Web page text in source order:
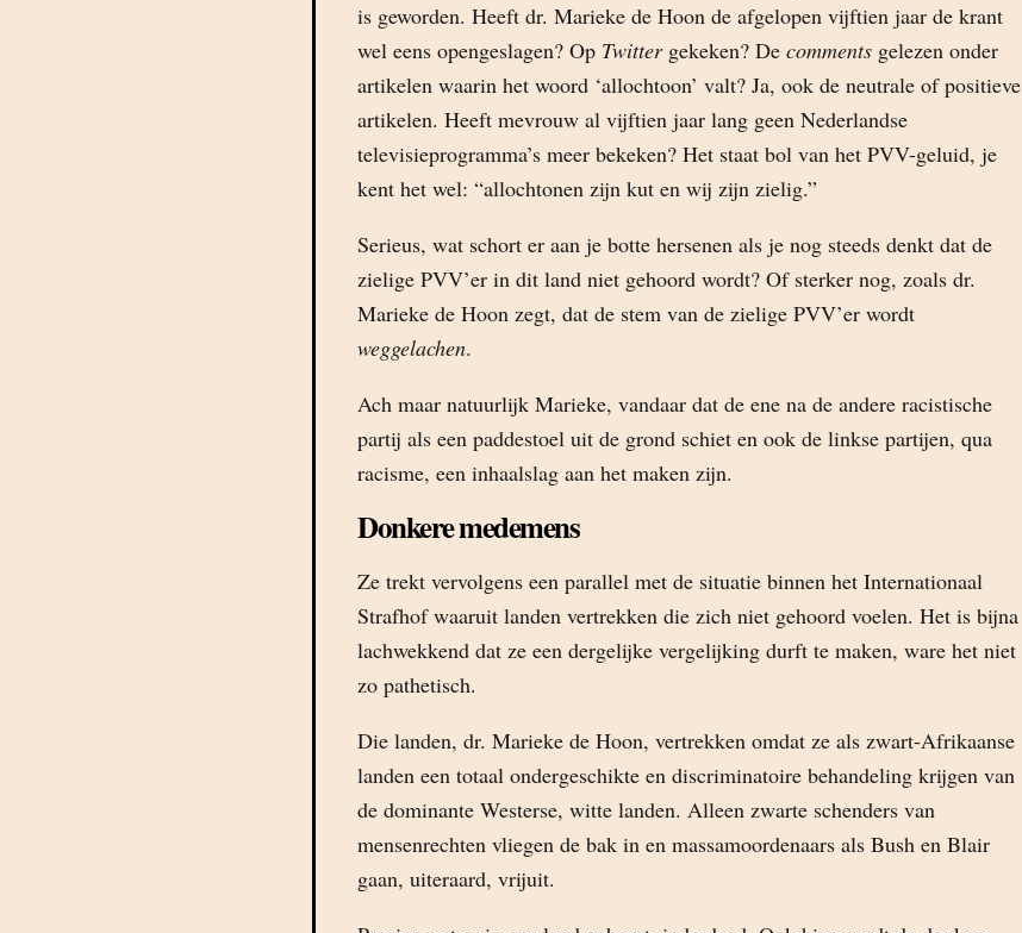
is geworden. Heeft dr. Marieke de Hoon de afgelopen vijftien jaar de krant
wel eens opengeslagen? Op Twittergekeken? De comments gelezen onder
artikelen waarin het woord ‘allochtoon’ valt? Ja, ook de neutrale of positieve
artikelen. Heeft mevrouw al vijftien jaar lang geen Nederlandse
televisieprogramma’s meer bekeken? Het staat bol van het PVV-geluid, je
kent het wel: “allochtonen zijn kut en wij zijn zielig.”
Serieus, wat schort er aan je botte hersenen als je nog steeds denkt dat de
zielige PVV’er in dit land niet gehoord wordt? Of sterker nog, zoals dr.
Marieke de Hoon zegt, dat de stem van de zielige PVV’er wordt
weggelachen.
Ach maar natuurlijk Marieke, vandaar dat de ene na de andere racistische
partij als een paddestoel uit de grond schiet en ook de linkse partijen, qua
racisme, een inhaalslag aan het maken zijn.
Donkere medemens
Ze trekt vervolgens een parallel met de situatie binnen het Internationaal
Strafhof waaruit landen vertrekken die zich niet gehoord voelen. Het is bijna
lachwekkend dat ze een dergelijke vergelijking durft te maken, ware het niet
zo pathetisch.
Die landen, dr. Marieke de Hoon, vertrekken omdat ze als zwart-Afrikaanse
landen een totaal ondergeschikte en discriminatoire behandeling krijgen van
de dominante Westerse, witte landen. Alleen zwarte schenders van
mensenrechten vliegen de bak in en massamoordenaars als Bush en Blair
gaan, uiteraard, vrijuit.